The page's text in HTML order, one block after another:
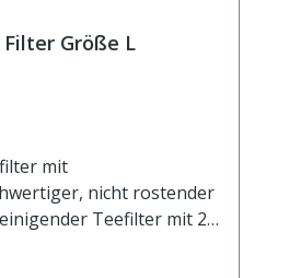
Größe L
mit
nicht rostender
Teefilter mit 2